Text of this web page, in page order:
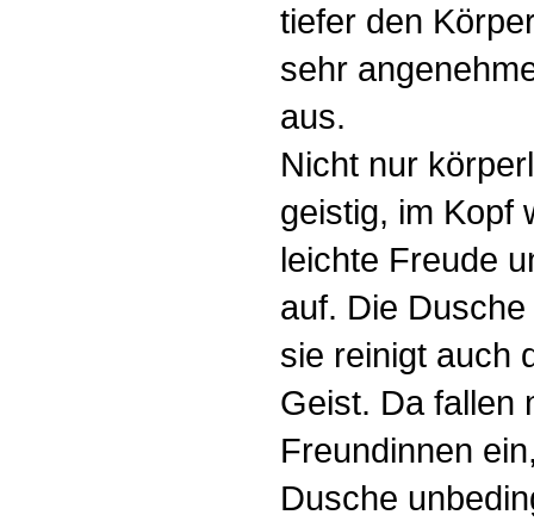
tiefer den
sehr
aus.
Nicht nur
geistig, im Kopf
leichte Freude
auf. Die
sie reinigt auch
Geist. Da fallen
Freundinnen
Dusche